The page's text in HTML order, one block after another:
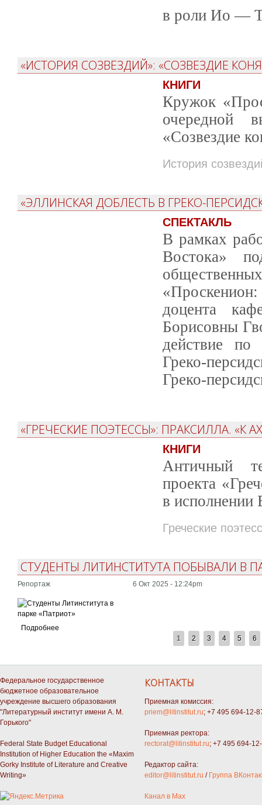
в роли Ио —
«ИСТОРИЯ СОЗВЕЗДИЙ»: «СОЗВЕЗДИЕ
КНИГИ
Кружок
очередной
«Созвездие
История
«ЭЛЛИНСКАЯ ДОБЛЕСТЬ В ГРЕКО-
СПЕКТАКЛЬ
В рамках
Востока»
доцента
Борисовны
действие по
Греко-
Греко-
«ГРЕЧЕСКИЕ ПОЭТЕССЫ»: ПРАКСИЛЛА. «К
КНИГИ
Античный
проекта
в исполнении
Греческие
СТУДЕНТЫ ЛИТИНСТИТУТА ПОБЫВАЛИ В
Репортаж 6 Окт 2025 - 12:24pm
Подробнее
1 2 3 4 5 6
Федеральное государственное
бюджетное образовательное
учреждение высшего образования
"Литературный институт имени А. М.
Горького"
Federal State Budget Educational
Institution of Higher Education the «Maxim
Gorky Institute of Literature and Creative
Writing»
КОНТАКТЫ
Приемная комиссия:
priem@litinstitut.ru; +7 495 694-12-
Приемная ректора:
rectorat@litinstitut.ru; +7 495 694-
Редактор сайта:
editor@litinstitut.ru / Группа
Канал в Max